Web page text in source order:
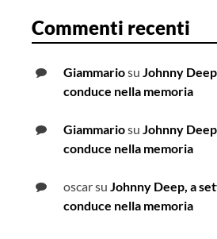
Commenti recenti
Giammariosu Johnny
conduce nella memoria
Giammariosu Johnny
conduce nella memoria
oscarsu Johnny Deep, a
conduce nella memoria